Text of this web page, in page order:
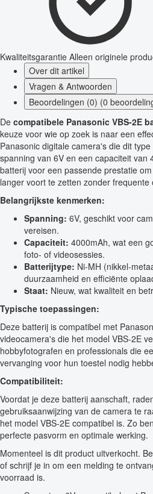
Kwaliteitsgarantie Alleen originele
Over dit artikel
Vragen & Antwoorden
Beoordelingen (0) (0
De compatibele Panasonic VBS-2E
keuze voor wie op zoek is naar een
Panasonic digitale camera's die dit
spanning van 6V en een capaciteit van
batterij voor een passende prestatie
langer voort te zetten zonder frequente
Belangrijkste kenmerken:
Spanning: 6V, geschikt voor
vereisen.
Capaciteit: 4000mAh, wat een
foto- of videosessies.
Batterijtype: Ni-MH (nikkel-
duurzaamheid en efficiënte
Staat: Nieuw, wat kwaliteit en
Typische toepassingen:
Deze batterij is compatibel met
videocamera's die het model VBS-2E
hobbyfotografen en professionals die
vervanging voor hun toestel nodig
Compatibiliteit:
Voordat je deze batterij aanschaft,
gebruiksaanwijzing van de camera te
het model VBS-2E compatibel is. Zo
perfecte pasvorm en optimale werking.
Momenteel is dit product uitverkocht.
of schrijf je in om een melding te
voorraad is.